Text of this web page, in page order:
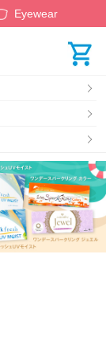
Eyewear